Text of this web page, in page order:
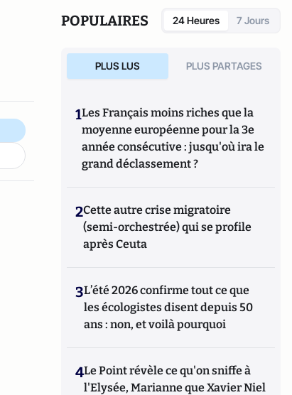
POPULAIRES 24 Heures 7 Jours
PLUS LUS PLUS PARTAGES
1Les Français moins riches que la
moyenne européenne pour la 3e
année consécutive : jusqu'où ira le
grand déclassement ?
2Cette autre crise migratoire
(semi-orchestrée) qui se profile
après Ceuta
3L’été 2026 confirme tout ce que
les écologistes disent depuis 50
ans : non, et voilà pourquoi
4Le Point révèle ce qu'on sniffe à
l'Elysée, Marianne que Xavier Niel